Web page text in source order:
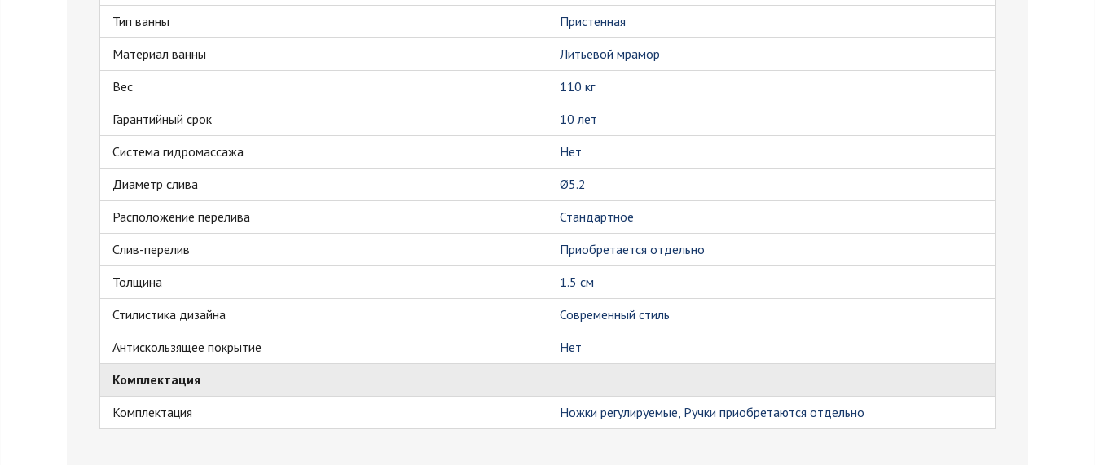
Тип ванны
Пристенная
Материал ванны
Литьевой мрамор
Вес
110 кг
Гарантийный срок
10 лет
Система гидромассажа
Нет
Диаметр слива
Ø5.2
Расположение перелива
Стандартное
Слив-перелив
Приобретается отдельно
Толщина
1.5 см
Стилистика дизайна
Современный стиль
Антискользящее покрытие
Нет
Комплектация
Комплектация
Ножки регулируемые, Ручки приобретаются отдельно